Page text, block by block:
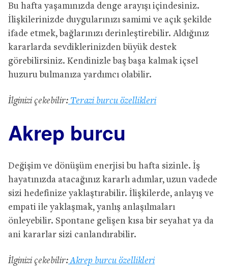
Bu hafta yaşamınızda denge arayışı içindesiniz.
İlişkilerinizde duygularınızı samimi ve açık şekilde
ifade etmek, bağlarınızı derinleştirebilir. Aldığınız
kararlarda sevdiklerinizden büyük destek
görebilirsiniz. Kendinizle baş başa kalmak içsel
huzuru bulmanıza yardımcı olabilir.
İlginizi çekebilir: Terazi burcu özellikleri
Akrep burcu
Değişim ve dönüşüm enerjisi bu hafta sizinle. İş
hayatınızda atacağınız kararlı adımlar, uzun vadede
sizi hedefinize yaklaştırabilir. İlişkilerde, anlayış ve
empati ile yaklaşmak, yanlış anlaşılmaları
önleyebilir. Spontane gelişen kısa bir seyahat ya da
ani kararlar sizi canlandırabilir.
İlginizi çekebilir: Akrep burcu özellikleri